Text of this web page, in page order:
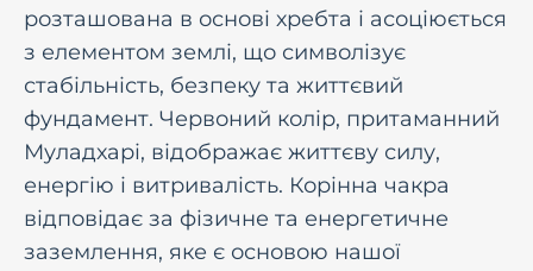
розташована в основі хребта і асоціюється
з елементом землі, що символізує
стабільність, безпеку та життєвий
фундамент. Червоний колір, притаманний
Муладхарі, відображає життєву силу,
енергію і витривалість. Корінна чакра
відповідає за фізичне та енергетичне
заземлення, яке є основою нашої